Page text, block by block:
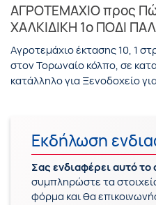
ΑΓΡΟΤΕΜΑΧΙΟ προς
ΧΑΛΚΙΔΙΚΗ 1ο ΠΟΔΙ
Αγροτεμάχιο έκτασης 10, 1
στον Τορωναίο κόλπο, σε
κατάλληλο για Ξενοδοχείο
Εκδήλωση
Σας ενδιαφέρει αυτό το
συμπληρώστε τα
φόρμα και θα